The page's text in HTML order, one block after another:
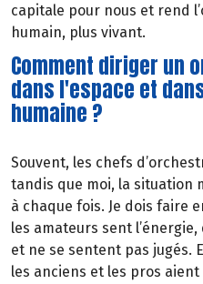
capitale pour nous et rend
humain, plus vivant.
Comment diriger un
dans l'espace et
humaine ?
Souvent, les chefs
tandis que moi, la situation
à chaque fois. Je dois faire
les amateurs sent
et ne se sentent pas jugés.
les anciens et les pros